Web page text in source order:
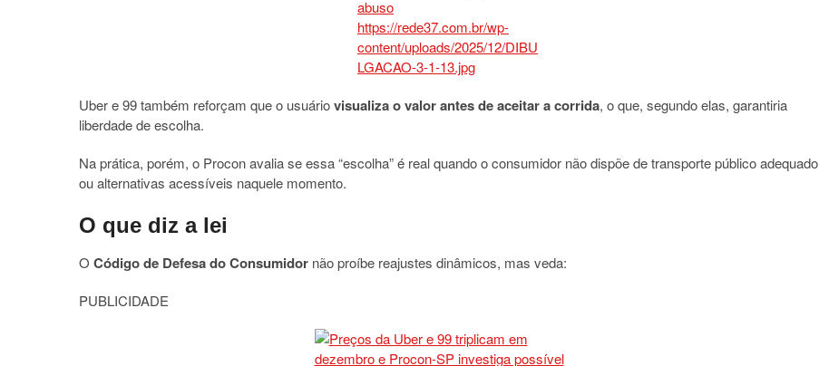
Uber e 99 também reforçam que o usuáriovisualiza o valor antes de aceitar a corrida, o que, segundo elas, garantiria
liberdade de escolha.
Na prática, porém, o Procon avalia se essa “escolha” é real quando o consumidor não dispõe de transporte público adequado
ou alternativas acessíveis naquele momento.
O que diz a lei
O Código de Defesa do Consumidor não proíbe reajustes dinâmicos, mas veda:
PUBLICIDADE